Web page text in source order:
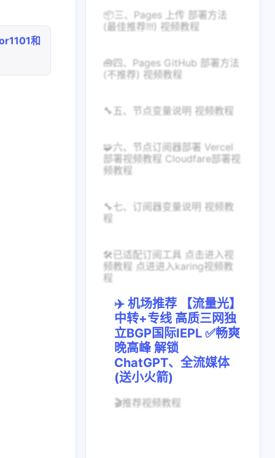
和
📦三、Pages 上传 部署方法
(最佳推荐!!!) 视频教程
🧰四、Pages GitHub 部署方法
(不推荐) 视频教程
🔧五、节点变量说明 视频教程
🧩六、节点订阅器部署 Vercel
部署视频教程 Cloudfare部署视
频教程
🔧七、订阅器变量说明 视频教
程
🛠已适配订阅工具 点击进入视
频教程 点进进入karing视频教
程
✈️ 机场推荐 【流量光】
中转+专线 高质三网独
立BGP国际IEPL ✅畅爽
晚高峰 解锁
ChatGPT、全流媒体
(送小火箭)
🎬推荐视频教程